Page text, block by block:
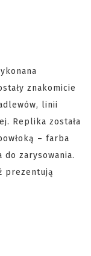
znakomicie
linii
Replika została
– farba
do zarysowania.
prezentują